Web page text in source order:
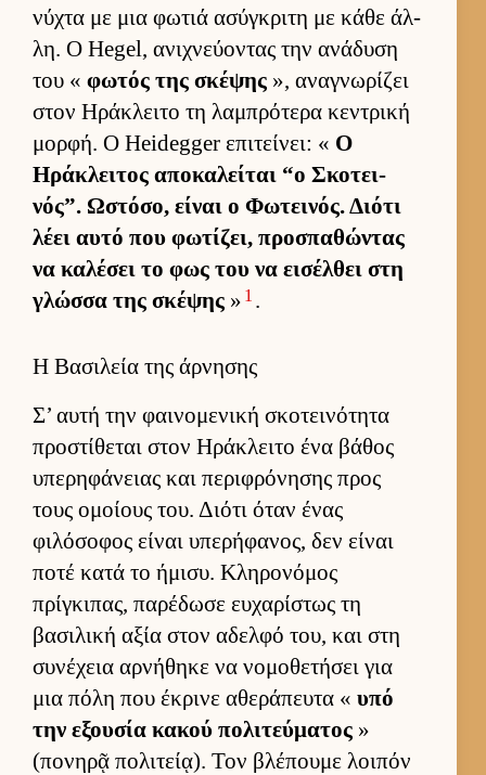
νύχτα με μια φωτιά ασύγκριτη με κάθε άλ­
λη. Ο Hegel, ανιχνεύ­οντας την ανάδυση
του « φωτός της σκέψης », αναγνωρίζει
στον Ηράκλειτο τη λαμπρότερα κεντρική
μορ­φή. Ο Heidegger επιτεί­νει: « Ο
Ηράκλει­τος αποκαλεί­ται “ο Σκοτει­
νός”. Ωστόσο, εί­ναι ο Φωτει­νός. Διότι
λέει αυτό που φωτίζει, προσπαθώντας
να καλέσει το φως του να ει­σέλ­θει στη
γλώσσα της σκέψης » 1 .
Η Βασιλεία της άρνησης
Σ’ αυτή την φαι­νομενική σκοτει­νότητα
προστίθεται στον Ηράκλειτο ένα βάθος
υπερηφάνειας και περιφρόνησης προς
τους ομοί­ους του. Διότι όταν ένας
φιλόσοφος εί­ναι υπερήφανος, δεν εί­ναι
ποτέ κατά το ήμισυ. Κληρονόμος
πρίγκιπας, παρέδωσε ευ­χαρίστως τη
βασιλική αξία στον αδελφό του, και στη
συνέχεια αρ­νήθηκε να νομοθετήσει για
μια πόλη που έκρινε αθεράπευτα « υπό
την εξου­σία κακού πολιτεύ­ματος »
(πονηρᾷ πολιτεί­ᾳ). Τον βλέπουμε λοι­πόν